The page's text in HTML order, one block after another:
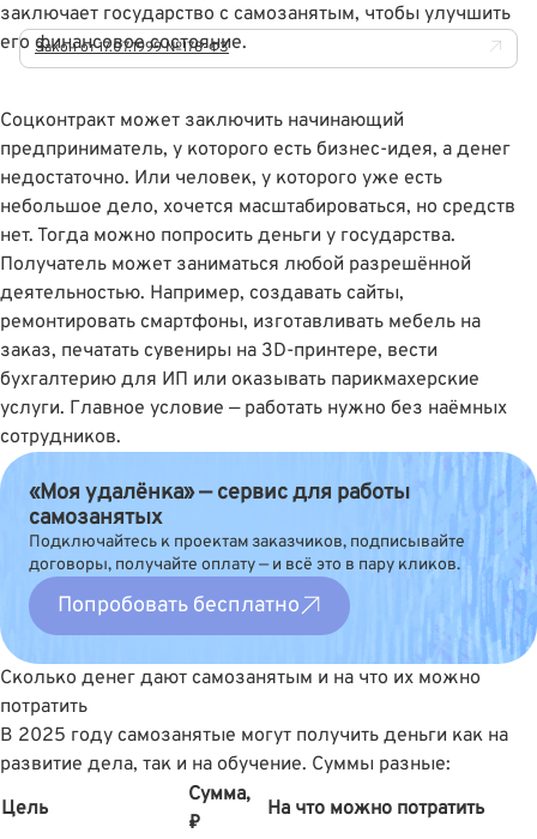
заключает государство с самозанятым, чтобы улучшить
его финансовое состояние.
Закон от 17.07.1999 №178-ФЗ
Соцконтракт может заключить начинающий
предприниматель, у которого есть бизнес-идея, а денег
недостаточно. Или человек, у которого уже есть
небольшое дело, хочется масштабироваться, но средств
нет. Тогда можно попросить деньги у государства.
Получатель может заниматься любой разрешённой
деятельностью. Например, создавать сайты,
ремонтировать смартфоны, изготавливать мебель на
заказ, печатать сувениры на 3D-принтере, вести
бухгалтерию для ИП или оказывать парикмахерские
услуги. Главное условие — работать нужно без наёмных
сотрудников.
«Моя удалёнка» — сервис для работы
самозанятых
Подключайтесь к проектам заказчиков, подписывайте
договоры, получайте оплату — и всё это в пару кликов.
Попробовать бесплатно
Сколько денег дают самозанятым и на что их можно
потратить
В 2025 году самозанятые могут получить деньги как на
развитие дела, так и на обучение. Суммы разные:
Цель
Сумма,
₽
На что можно потратить